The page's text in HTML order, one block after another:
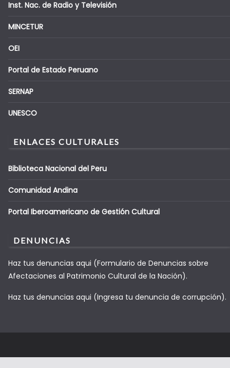
Inst. Nac. de Radio y Televisión
MINCETUR
OEI
Portal de Estado Peruano
SERNAP
UNESCO
ENLACES CULTURALES
Biblioteca Nacional del Peru
Comunidad Andina
Portal Iberoamericano de Gestión Cultural
DENUNCIAS
Haz tus denuncias aqui (Formulario de Denuncias sobre
Afectaciones al Patrimonio Cultural de la Nación).
Haz tus denuncias aqui (Ingresa tu denuncia de corrupción).